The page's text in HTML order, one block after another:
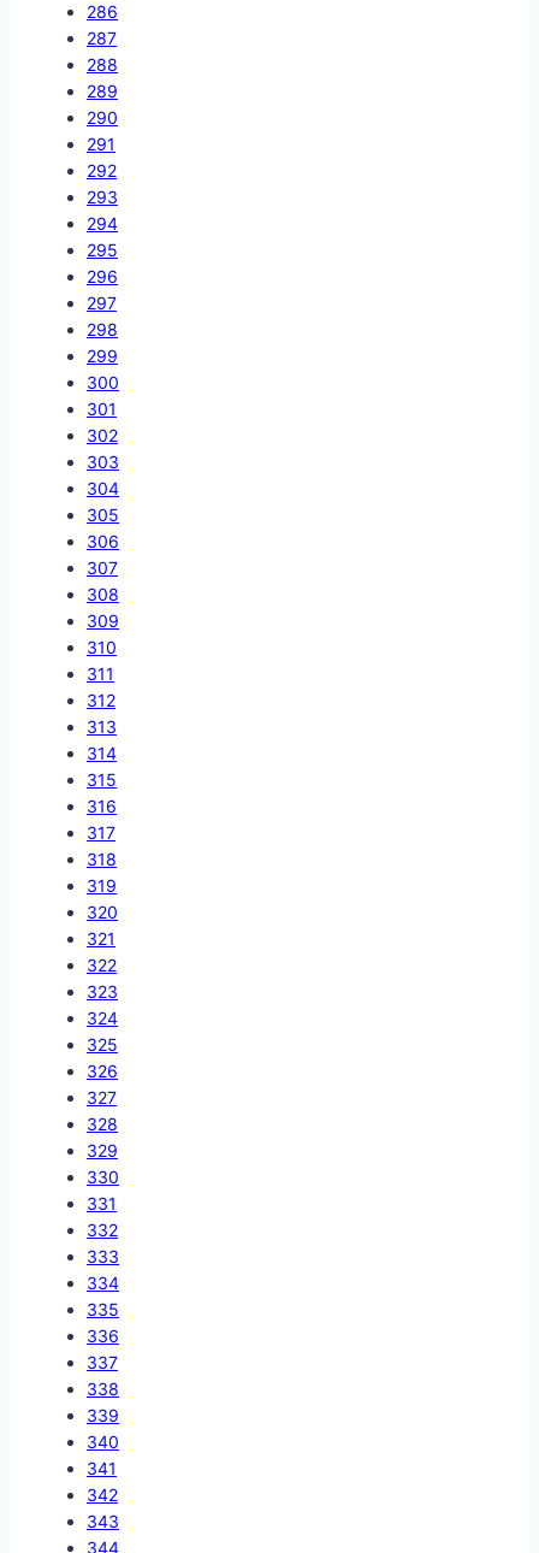
286
287
288
289
290
291
292
293
294
295
296
297
298
299
300
301
302
303
304
305
306
307
308
309
310
311
312
313
314
315
316
317
318
319
320
321
322
323
324
325
326
327
328
329
330
331
332
333
334
335
336
337
338
339
340
341
342
343
344